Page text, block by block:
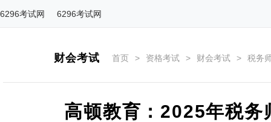
6296考试网 6296考试网
财会考试 首页 > 资格考试 > 财会考试 > 税务
高顿教育：2025年税务